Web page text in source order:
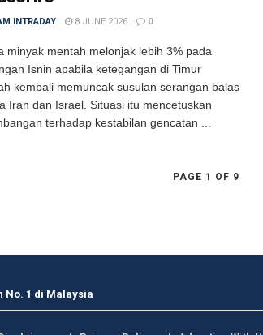
INTRADAY 8 JUNE 2026 0
minyak mentah melonjak lebih 3% pada
Isnin apabila ketegangan di Timur
kembali memuncak susulan serangan balas
Iran dan Israel. Situasi itu mencetuskan
terhadap kestabilan gencatan ...
PAGE 1 OF 9
No. 1 di Malaysia